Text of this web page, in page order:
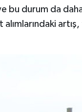
bu durum da
alımlarındaki